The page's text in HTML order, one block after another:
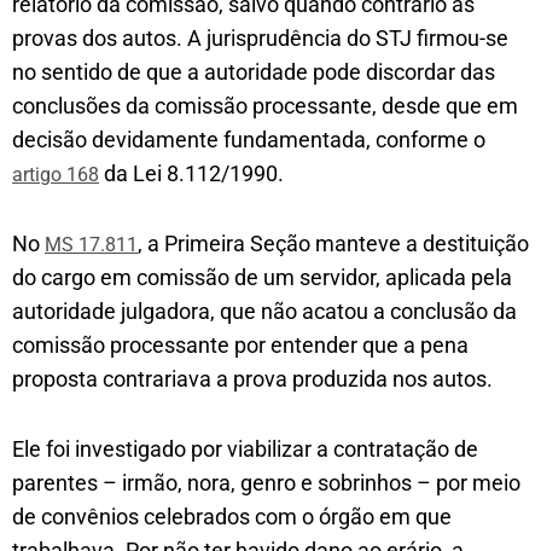
provas dos autos. A jurisprudência do STJ firmou-se
no sentido de que a autoridade pode discordar das
conclusões da comissão processante, desde que em
decisão devidamente fundamentada, conforme o
artigo 168 da Lei 8.112/1990.
No MS 17.811 , a Primeira Seção manteve a destituição
do cargo em comissão de um servidor, aplicada pela
autoridade julgadora, que não acatou a conclusão da
comissão processante por entender que a pena
proposta contrariava a prova produzida nos autos.
Ele foi investigado por viabilizar a contratação de
parentes – irmão, nora, genro e sobrinhos – por meio
de convênios celebrados com o órgão em que